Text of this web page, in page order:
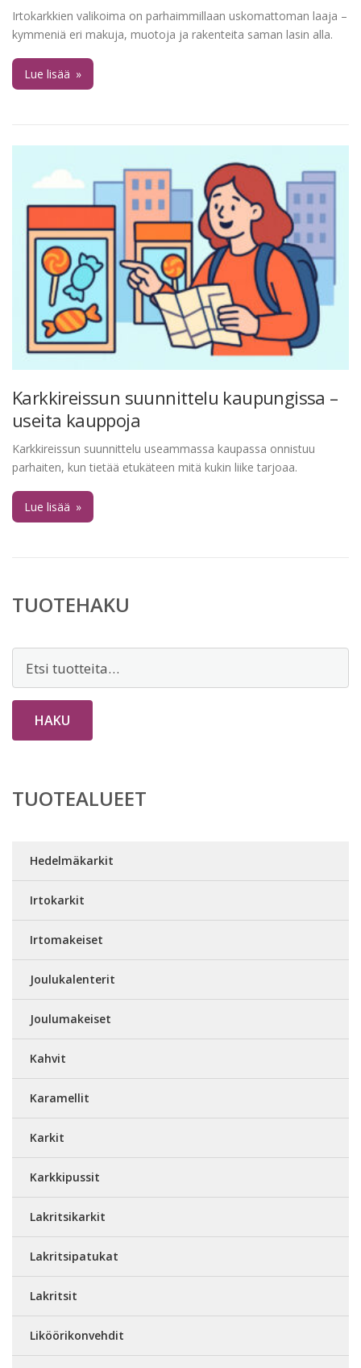
Irtokarkkien valikoima on parhaimmillaan uskomattoman laaja –
kymmeniä eri makuja, muotoja ja rakenteita saman lasin alla.
Lue lisää »
Karkkireissun suunnittelu kaupungissa –
useita kauppoja
Karkkireissun suunnittelu useammassa kaupassa onnistuu
parhaiten, kun tietää etukäteen mitä kukin liike tarjoaa.
Lue lisää »
TUOTEHAKU
HAKU
TUOTEALUEET
Hedelmäkarkit
Irtokarkit
Irtomakeiset
Joulukalenterit
Joulumakeiset
Kahvit
Karamellit
Karkit
Karkkipussit
Lakritsikarkit
Lakritsipatukat
Lakritsit
Liköörikonvehdit